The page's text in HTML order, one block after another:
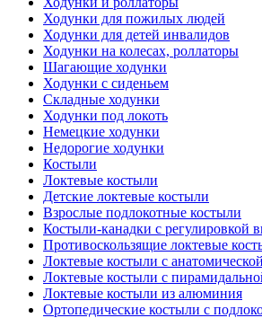
Ходунки для пожилых людей
Ходунки для детей инвалидов
Ходунки на колесах, роллаторы
Шагающие ходунки
Ходунки с сиденьем
Складные ходунки
Ходунки под локоть
Немецкие ходунки
Недорогие ходунки
Костыли
Локтевые костыли
Детские локтевые костыли
Взрослые подлокотные костыли
Костыли-канадки с регулировкой
Противоскользящие локтевые
Локтевые костыли с
Локтевые костыли с
Локтевые костыли из алюминия
Ортопедические костыли с